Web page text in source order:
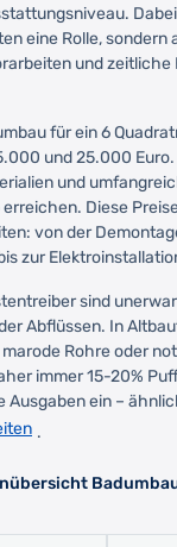
eine Rolle,
und zeitliche
für ein 6
und 25.000
und
Diese
von der
zur
sind
Abflüssen. In
Rohre oder
immer 15-20%
Ausgaben ein –
.